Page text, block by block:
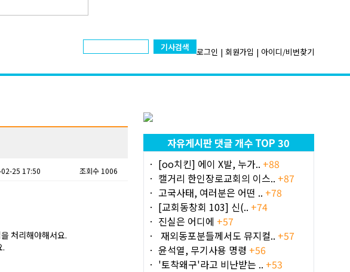
기사검색 로그인 | 회원가입 | 아이디/비번찾기
25 17:50 조회수 1006
처리해야해서요.
.
자유게시판 댓글 개수 TOP 30
[oo치킨] 에이 X발, 누가.. +88
캘거리 한인장로교회의 이스.. +87
고국사태, 여러분은 어떤 .. +78
[교회동창회 103] 신(.. +74
진실은 어디에 +57
재외동포분들께서도 뮤지컬.. +57
윤석열, 무기사용 명령 +56
'토착왜구'라고 비난받는 .. +53